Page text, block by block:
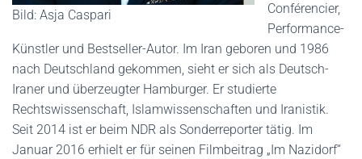
Bild: Asja Caspari
Conférencier,
Performance-
Künstler und Bestseller-Autor. Im Iran geboren und 1986
nach Deutschland gekommen, sieht er sich als Deutsch-
Iraner und überzeugter Hamburger. Er studierte
Rechtswissenschaft, Islamwissenschaften und Iranistik.
Seit 2014 ist er beim NDR als Sonderreporter tätig. Im
Januar 2016 erhielt er für seinen Filmbeitrag „Im Nazidorf“